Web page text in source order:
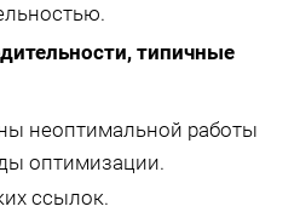
типичные
неоптимальной работы
оптимизации.
ссылок.